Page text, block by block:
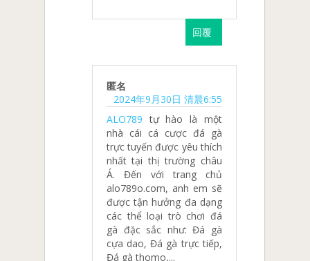
回覆
匿名
2024年9月30日 清晨6:55
ALO789 tự hào là một
nhà cái cá cược đá gà
trực tuyến được yêu thích
nhất tại thị trường châu
Á. Đến với trang chủ
alo789o.com, anh em sẽ
được tận hưởng đa dạng
các thể loại trò chơi đá
gà đặc sắc như: Đá gà
cựa dao, Đá gà trực tiếp,
Đá gà thomo,...